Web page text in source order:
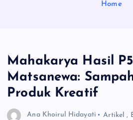
Home
Mahakarya Hasil
Matsanewa:
Produk Kreatif
Ana Khoirul Hidayati Artikel ,